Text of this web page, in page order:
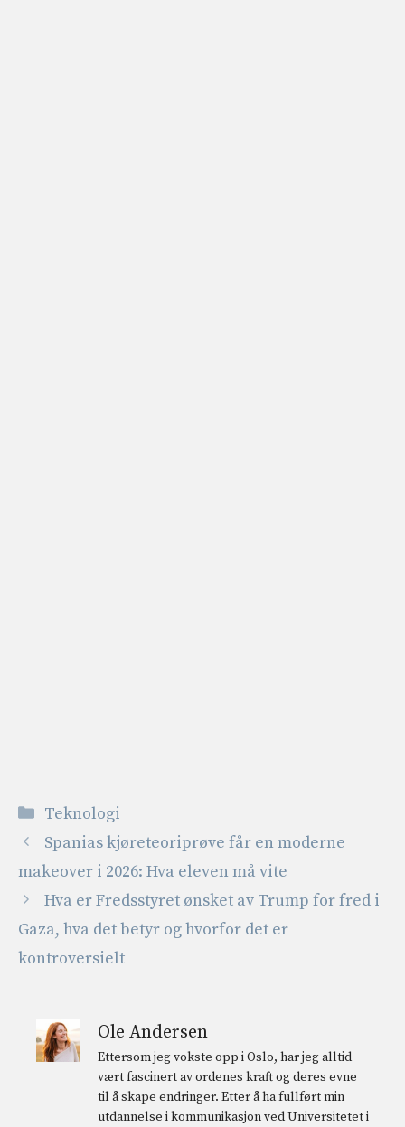
Kategorier
Teknologi
Spanias kjøreteoriprøve får en moderne
makeover i 2026: Hva eleven må vite
Hva er Fredsstyret ønsket av Trump for fred i
Gaza, hva det betyr og hvorfor det er
kontroversielt
Ole Andersen
Ettersom jeg vokste opp i Oslo, har jeg alltid
vært fascinert av ordenes kraft og deres evne
til å skape endringer. Etter å ha fullført min
utdannelse i kommunikasjon ved Universitetet i